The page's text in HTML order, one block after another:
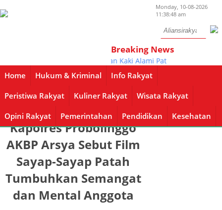
Monday, 10-08-2026
11:38:48 am
Breaking News
Ditabrak Supra, Pejalan Kaki Alami Patah Tulang
Home Hukum & Kriminal Info Rakyat
Peristiwa Rakyat Kuliner Rakyat Wisata Rakyat
Opini Rakyat Pemerintahan Pendidikan Kesehatan
Home Hukum & Kriminal Info Rakyat
Peristiwa Rakyat
Pendidikan
KesehatanBreaking News
Home /Info Rakyat / Detail berita
Kapolres Probolinggo
AKBP Arsya Sebut Film
Sayap-Sayap Patah
Tumbuhkan Semangat
dan Mental Anggota